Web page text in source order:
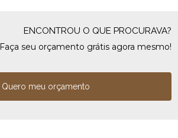
ENCONTROU O QUE PROCURAVA?
Faça seu orçamento grátis agora mesmo!
Quero meu orçamento